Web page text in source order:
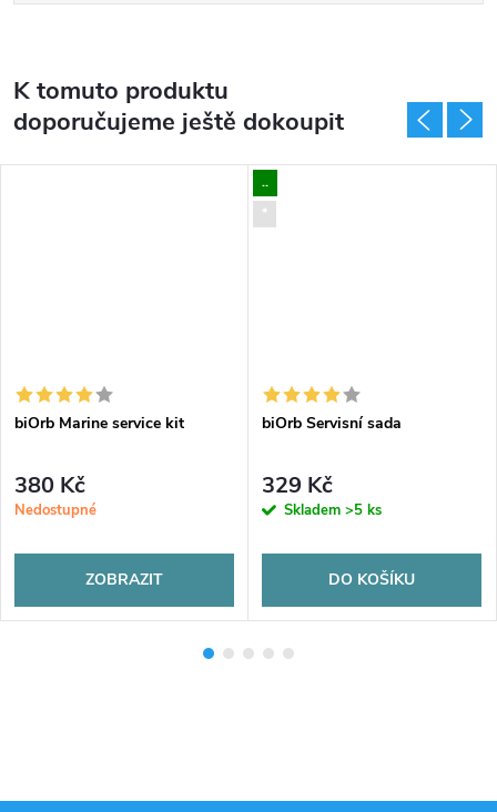
K tomuto produktu
doporučujeme ještě dokoupit
biOrb Marine service kit
380 Kč
Nedostupné
ZOBRAZIT
..
*
biOrb Servisní sada
329 Kč
Skladem >5 ks
DO KOŠÍKU